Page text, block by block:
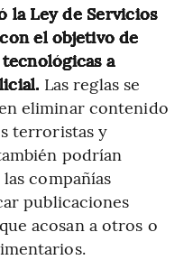
la Ley de Servicios
el objetivo de
a
Las reglas se
eliminar contenido
terroristas y
podrían
compañías
publicaciones
acosan a otros o